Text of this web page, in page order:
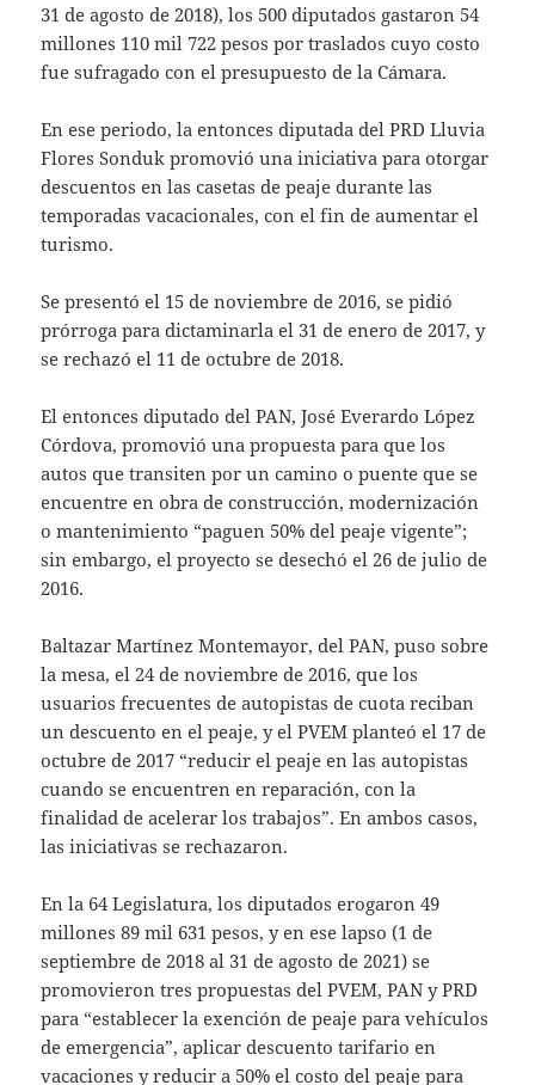
31 de agosto de 2018), los 500 diputados gastaron 54
millones 110 mil 722 pesos por traslados cuyo costo
fue sufragado con el presupuesto de la Cámara.
En ese periodo, la entonces diputada del PRD Lluvia
Flores Sonduk promovió una iniciativa para otorgar
descuentos en las casetas de peaje durante las
temporadas vacacionales, con el fin de aumentar el
turismo.
Se presentó el 15 de noviembre de 2016, se pidió
prórroga para dictaminarla el 31 de enero de 2017, y
se rechazó el 11 de octubre de 2018.
El entonces diputado del PAN, José Everardo López
Córdova, promovió una propuesta para que los
autos que transiten por un camino o puente que se
encuentre en obra de construcción, modernización
o mantenimiento “paguen 50% del peaje vigente”;
sin embargo, el proyecto se desechó el 26 de julio de
2016.
Baltazar Martínez Montemayor, del PAN, puso sobre
la mesa, el 24 de noviembre de 2016, que los
usuarios frecuentes de autopistas de cuota reciban
un descuento en el peaje, y el PVEM planteó el 17 de
octubre de 2017 “reducir el peaje en las autopistas
cuando se encuentren en reparación, con la
finalidad de acelerar los trabajos”. En ambos casos,
las iniciativas se rechazaron.
En la 64 Legislatura, los diputados erogaron 49
millones 89 mil 631 pesos, y en ese lapso (1 de
septiembre de 2018 al 31 de agosto de 2021) se
promovieron tres propuestas del PVEM, PAN y PRD
para “establecer la exención de peaje para vehículos
de emergencia”, aplicar descuento tarifario en
vacaciones y reducir a 50% el costo del peaje para